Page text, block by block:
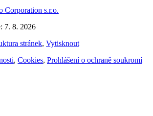
Corporation s.r.o.
7. 8. 2026
stránek, Vytisknout
, Cookies, Prohlášení o ochraně soukromí